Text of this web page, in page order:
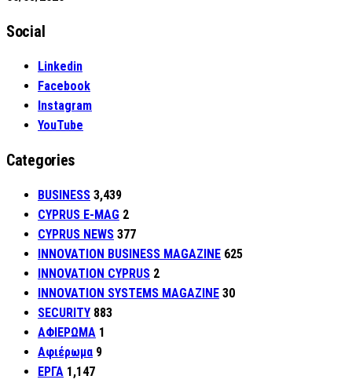
Social
Linkedin
Facebook
Instagram
YouTube
Categories
BUSINESS 3,439
CYPRUS E-MAG 2
CYPRUS NEWS 377
INNOVATION BUSINESS MAGAZINE 625
INNOVATION CYPRUS 2
INNOVATION SYSTEMS MAGAZINE 30
SECURITY 883
ΑΦΙΕΡΩΜΑ 1
Αφιέρωμα 9
ΕΡΓΑ 1,147